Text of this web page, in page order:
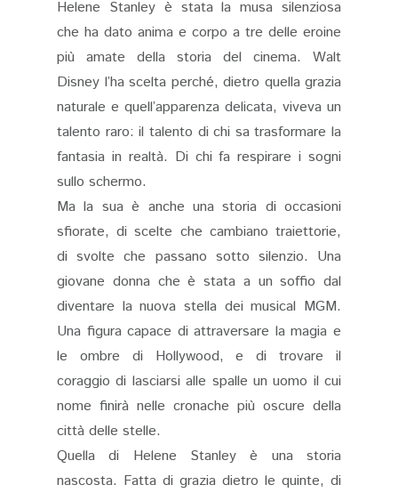
Helene Stanley è stata la musa silenziosa
che ha dato anima e corpo a tre delle eroine
più amate della storia del cinema. Walt
Disney l’ha scelta perché, dietro quella grazia
naturale e quell’apparenza delicata, viveva un
talento raro: il talento di chi sa trasformare la
fantasia in realtà. Di chi fa respirare i sogni
sullo schermo.
Ma la sua è anche una storia di occasioni
sfiorate, di scelte che cambiano traiettorie,
di svolte che passano sotto silenzio. Una
giovane donna che è stata a un soffio dal
diventare la nuova stella dei musical MGM.
Una figura capace di attraversare la magia e
le ombre di Hollywood, e di trovare il
coraggio di lasciarsi alle spalle un uomo il cui
nome finirà nelle cronache più oscure della
città delle stelle.
Quella di Helene Stanley è una storia
nascosta. Fatta di grazia dietro le quinte, di